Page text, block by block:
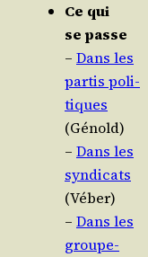
Ce qui
se passe
– Dans les
par­tis poli­
tiques
(Génold)
– Dans les
syn­di­cats
(Véber)
– Dans les
grou­pe­